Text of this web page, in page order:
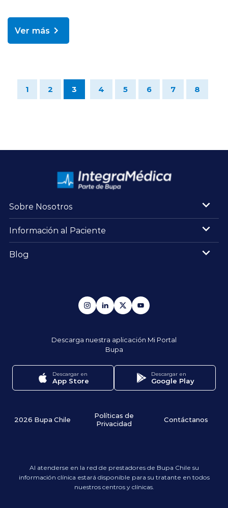
Ver más
1 2 3 4 5 6 7 8
Sobre Nosotros
Información al Paciente
Blog
Descarga nuestra aplicación Mi Portal
Bupa
Descargar en
App Store
Descargar en
Google Play
2026 Bupa Chile
Políticas de
Privacidad
Contáctanos
Al atenderse en la red de prestadores de Bupa Chile su
información clínica estará disponible para su tratante en todos
nuestros centros y clínicas.